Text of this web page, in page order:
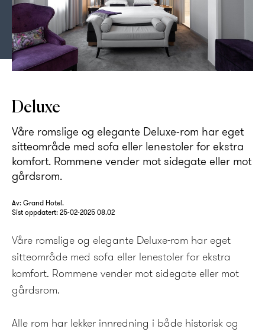
Deluxe
Våre romslige og elegante Deluxe-rom har eget
sitteområde med sofa eller lenestoler for ekstra
komfort. Rommene vender mot sidegate eller mot
gårdsrom.
Av: Grand Hotel.
Sist oppdatert:25-02-2025 08.02
Våre romslige og elegante Deluxe-rom har eget
sitteområde med sofa eller lenestoler for ekstra
komfort. Rommene vender mot sidegate eller mot
gårdsrom.
Alle rom har lekker innredning i både historisk og